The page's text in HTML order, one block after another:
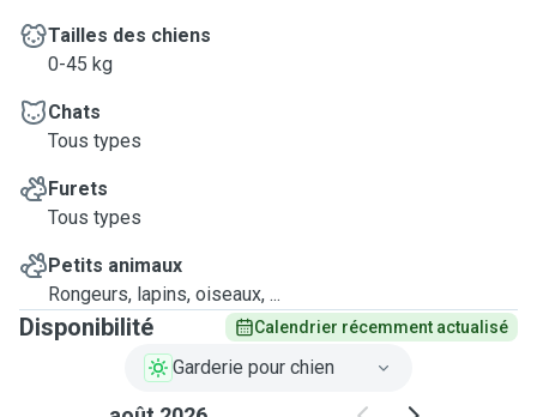
Tailles des chiens
0-45 kg
Chats
Tous types
Furets
Tous types
Petits animaux
Rongeurs, lapins, oiseaux, ...
Disponibilité Calendrier récemment actualisé
Garderie pour chien